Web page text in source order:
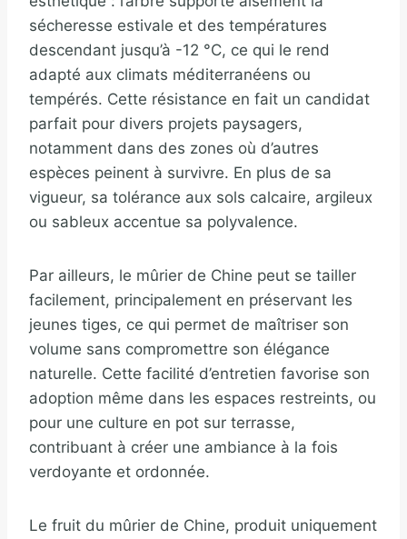
sécheresse estivale et des températures
descendant jusqu’à -12 °C, ce qui le rend
adapté aux climats méditerranéens ou
tempérés. Cette résistance en fait un candidat
parfait pour divers projets paysagers,
notamment dans des zones où d’autres
espèces peinent à survivre. En plus de sa
vigueur, sa tolérance aux sols calcaire, argileux
ou sableux accentue sa polyvalence.
Par ailleurs, le mûrier de Chine peut se tailler
facilement, principalement en préservant les
jeunes tiges, ce qui permet de maîtriser son
volume sans compromettre son élégance
naturelle. Cette facilité d’entretien favorise son
adoption même dans les espaces restreints, ou
pour une culture en pot sur terrasse,
contribuant à créer une ambiance à la fois
verdoyante et ordonnée.
Le fruit du mûrier de Chine, produit uniquement